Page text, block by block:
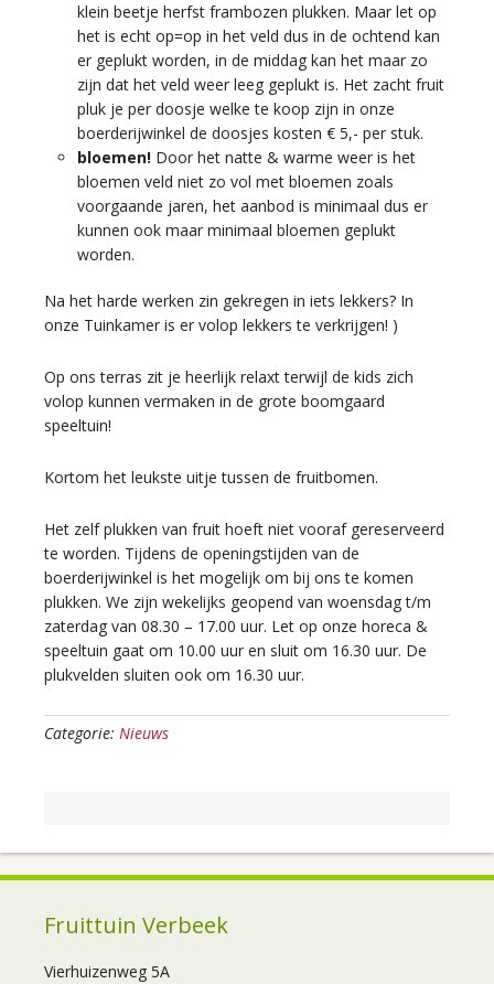
klein beetje herfst frambozen plukken. Maar let op
het is echt op=op in het veld dus in de ochtend kan
er geplukt worden, in de middag kan het maar zo
zijn dat het veld weer leeg geplukt is. Het zacht fruit
pluk je per doosje welke te koop zijn in onze
boerderijwinkel de doosjes kosten € 5,- per stuk.
bloemen! Door het natte & warme weer is het
bloemen veld niet zo vol met bloemen zoals
voorgaande jaren, het aanbod is minimaal dus er
kunnen ook maar minimaal bloemen geplukt
worden.
Na het harde werken zin gekregen in iets lekkers? In
onze Tuinkamer is er volop lekkers te verkrijgen! )
Op ons terras zit je heerlijk relaxt terwijl de kids zich
volop kunnen vermaken in de grote boomgaard
speeltuin!
Kortom het leukste uitje tussen de fruitbomen.
Het zelf plukken van fruit hoeft niet vooraf gereserveerd
te worden. Tijdens de openingstijden van de
boerderijwinkel is het mogelijk om bij ons te komen
plukken. We zijn wekelijks geopend van woensdag t/m
zaterdag van 08.30 – 17.00 uur. Let op onze horeca &
speeltuin gaat om 10.00 uur en sluit om 16.30 uur. De
plukvelden sluiten ook om 16.30 uur.
Categorie: Nieuws
Fruittuin Verbeek
Vierhuizenweg 5A